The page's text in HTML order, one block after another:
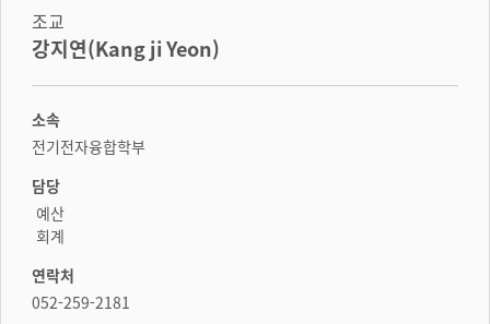
학생마당
대학원
English
조교
강지연(Kang ji Yeon)
소속
전기전자융합학부
담당
예산
회계
연락처
052-259-2181